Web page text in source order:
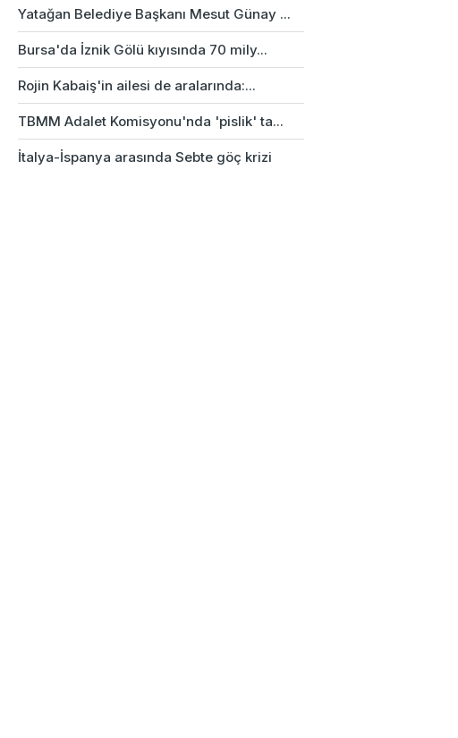
Yatağan Belediye Başkanı Mesut Günay ...
Bursa'da İznik Gölü kıyısında 70 mily...
Rojin Kabaiş'in ailesi de aralarında:...
TBMM Adalet Komisyonu'nda 'pislik' ta...
İtalya-İspanya arasında Sebte göç krizi